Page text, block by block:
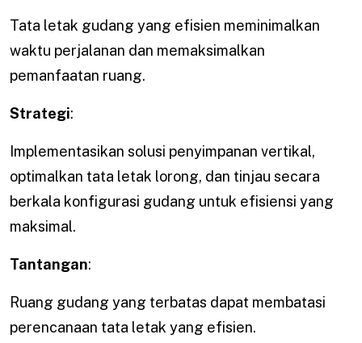
Tata letak gudang yang efisien meminimalkan
waktu perjalanan dan memaksimalkan
pemanfaatan ruang.
Strategi:
Implementasikan solusi penyimpanan vertikal,
optimalkan tata letak lorong, dan tinjau secara
berkala konfigurasi gudang untuk efisiensi yang
maksimal.
Tantangan:
Ruang gudang yang terbatas dapat membatasi
perencanaan tata letak yang efisien.